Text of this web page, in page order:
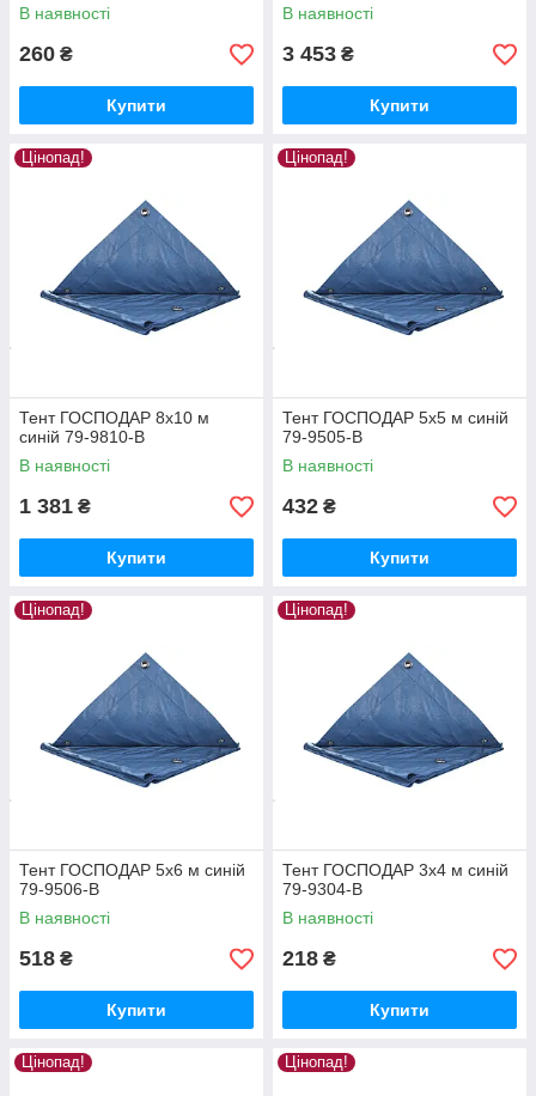
В наявності
260 ₴
Купити
В наявності
3 453 ₴
Купити
Цінопад!
Тент ГОСПОДАР 8х10 м
синій 79-9810-В
В наявності
1 381 ₴
Купити
Цінопад!
Тент ГОСПОДАР 5х5 м синій
79-9505-В
В наявності
432 ₴
Купити
Цінопад!
Тент ГОСПОДАР 5х6 м синій
79-9506-В
В наявності
518 ₴
Купити
Цінопад!
Тент ГОСПОДАР 3х4 м синій
79-9304-В
В наявності
218 ₴
Купити
Цінопад! Цінопад!